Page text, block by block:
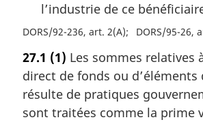
l’industrie de ce
DORS/92-236, art. 2(A) DORS/95-26,
27.1 (1) Les sommes relatives
direct de fonds ou d’éléments
résulte de pratiques
sont traitées comme la prime